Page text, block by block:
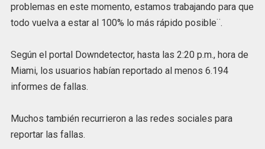
problemas en este momento, estamos trabajando para que
todo vuelva a estar al 100% lo más rápido posible¨.
Según el portal Downdetector, hasta las 2:20 p.m., hora de
Miami, los usuarios habían reportado al menos 6.194
informes de fallas.
Muchos también recurrieron a las redes sociales para
reportar las fallas.